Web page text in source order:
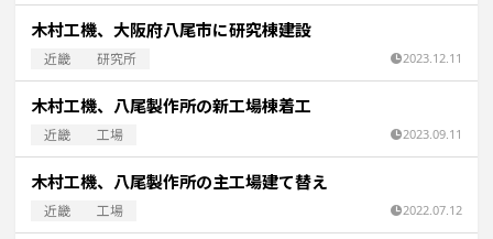
木村工機、大阪府八尾市に研究棟建設
近畿 研究所 2023.12.11
木村工機、八尾製作所の新工場棟着工
近畿 工場 2023.09.11
木村工機、八尾製作所の主工場建て替え
近畿 工場 2022.07.12